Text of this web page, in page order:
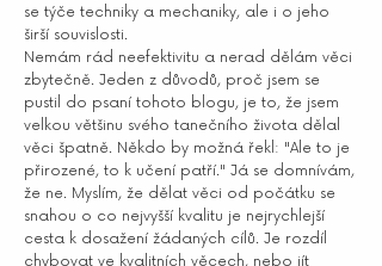
se týče techniky a mechaniky, ale i o jeho
širší souvislosti.
Nemám rád neefektivitu a nerad dělám věci
zbytečně. Jeden z důvodů, proč jsem se
pustil do psaní tohoto blogu, je to, že jsem
velkou většinu svého tanečního života dělal
věci špatně. Někdo by možná řekl: "Ale to je
přirozené, to k učení patří." Já se domnívám,
že ne. Myslím, že dělat věci od počátku se
snahou o co nejvyšší kvalitu je nejrychlejší
cesta k dosažení žádaných cílů. Je rozdíl
chybovat ve kvalitních věcech, nebo jít